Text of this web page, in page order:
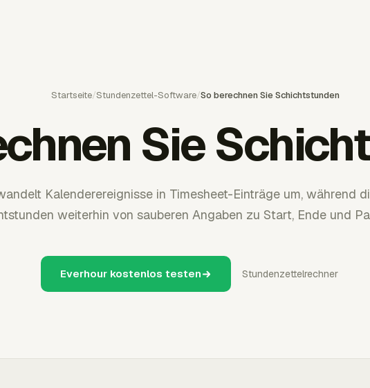
Startseite/Stundenzettel-Software/So berechnen Sie Schichtstunden
Sie
Kalenderereignisse in Timesheet-Einträge um, während
weiterhin von sauberen Angaben zu Start, Ende und
Everhour kostenlos testen Stundenzettelrechner